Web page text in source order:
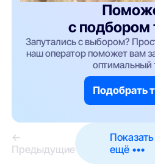
с подбором
Запутались с выбором?
наш оператор поможет вам
оптимальный
Подобрать
←
Предыдущие
Показать
ещё •••